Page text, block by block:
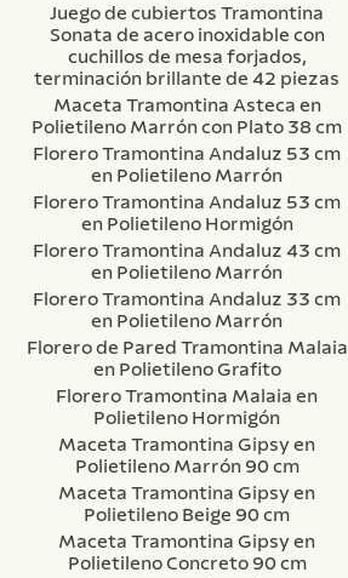
Juego de cubiertos Tramontina
Sonata de acero inoxidable con
cuchillos de mesa forjados,
terminación brillante de 42 piezas
Maceta Tramontina Asteca en
Polietileno Marrón con Plato 38 cm
Florero Tramontina Andaluz 53 cm
en Polietileno Marrón
Florero Tramontina Andaluz 53 cm
en Polietileno Hormigón
Florero Tramontina Andaluz 43 cm
en Polietileno Marrón
Florero Tramontina Andaluz 33 cm
en Polietileno Marrón
Florero de Pared Tramontina Malaia
en Polietileno Grafito
Florero Tramontina Malaia en
Polietileno Hormigón
Maceta Tramontina Gipsy en
Polietileno Marrón 90 cm
Maceta Tramontina Gipsy en
Polietileno Beige 90 cm
Maceta Tramontina Gipsy en
Polietileno Concreto 90 cm